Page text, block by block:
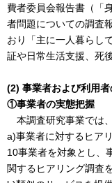
費者委員会報告書（「
者問題についての調査
おり「主に一人暮らし
証や日常生活支援、死
(2) 事業者および利用
①事業者の実態把握
本調査研究事業では
a)事業者に対するヒア
10事業者を対象とし、
関するヒアリング調査